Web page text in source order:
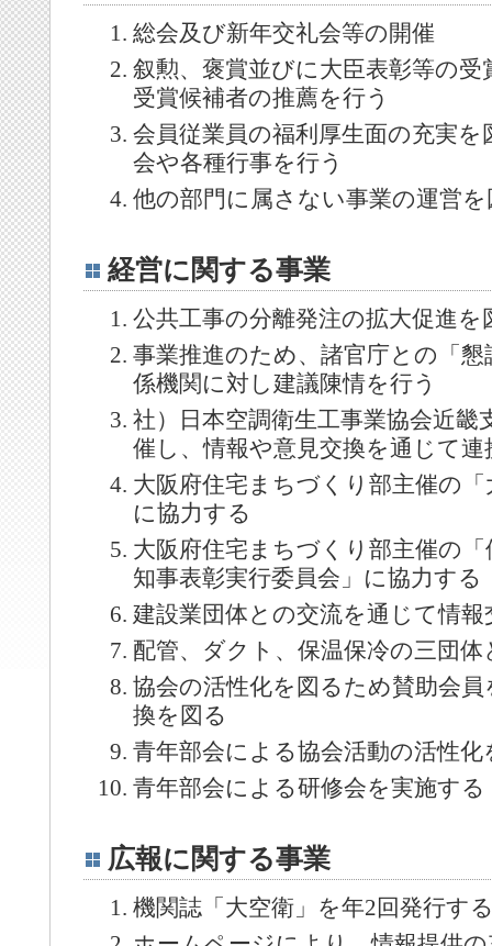
総会及び新年交礼会等の開催
叙勲、褒賞並びに大臣表彰等の受
受賞候補者の推薦を行う
会員従業員の福利厚生面の充実
会や各種行事を行う
他の部門に属さない事業の運営を
経営に関する事業
公共工事の分離発注の拡大促進を
事業推進のため、諸官庁との「
係機関に対し建議陳情を行う
社）日本空調衛生工事業協会近畿
催し、情報や意見交換を通じて
大阪府住宅まちづくり部主催の
に協力する
大阪府住宅まちづくり部主催の
知事表彰実行委員会」に協力する
建設業団体との交流を通じて情
配管、ダクト、保温保冷の三団
協会の活性化を図るため賛助会
換を図る
青年部会による協会活動の活性化
青年部会による研修会を実施する
広報に関する事業
機関誌「大空衛」を年2回発行す